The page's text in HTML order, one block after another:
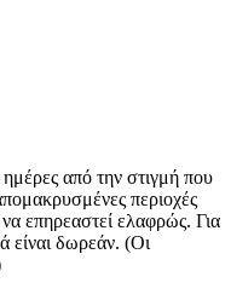
από την στιγμή που
περιοχές
επηρεαστεί ελαφρώς. Για
είναι δωρεάν. (Οι